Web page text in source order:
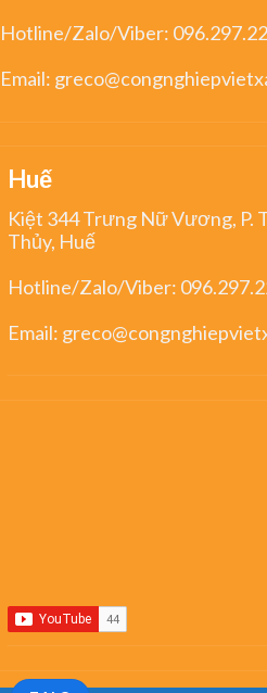
Hotline/Zalo/Viber:
Email:
Huế
Kiệt 344 Trưng Nữ Vương, P.
Thủy, Huế
Hotline/Zalo/Viber:
Email: